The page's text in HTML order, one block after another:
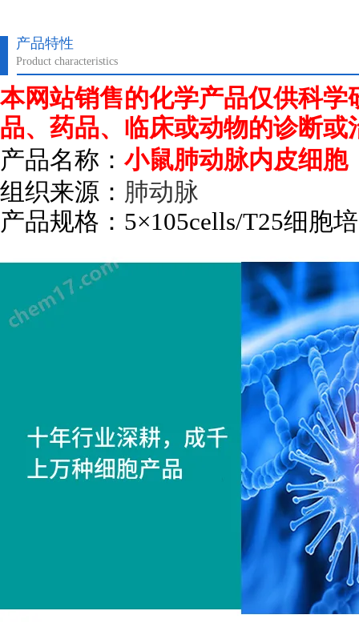
产品特性
Product characteristics
本网站销售的化学产品仅供科
品、药品、临床或动物的诊断或
产品名称：小鼠肺动脉内皮细胞
组织来源： 肺动脉
产品规格： 5×105cells/T25细胞